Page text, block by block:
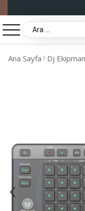
Ana Sayfa Dj